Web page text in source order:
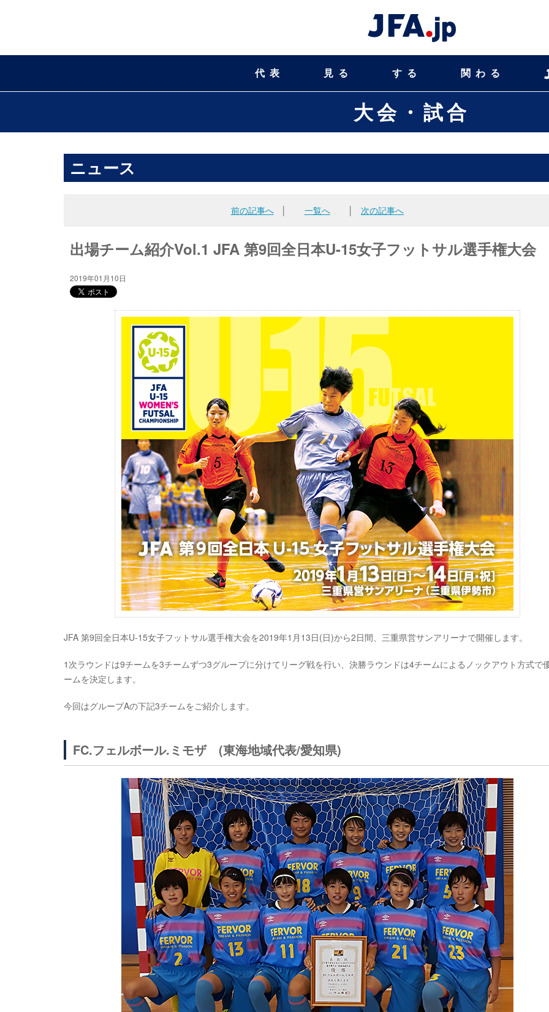
代表 見る する 関わる
大会・試合
ニュース
前の記事へ│ 一覧へ 次の記事へ
出場チーム紹介Vol.1 JFA 第9回全日本U-15女子フットサル選手権大会
2019年01月10日
JFA 第9回全日本U-15女子フットサル選手権大会を2019年1月13日(日)から2日間、三重県営サンアリーナで開催します。
1次ラウンドは9チームを3チームずつ3グループに分けてリーグ戦を行い、決勝ラウンドは4チームによるノックアウト方式で
ームを決定します。
今回はグループAの下記3チームをご紹介します。
FC.フェルボール.ミモザ (東海地域代表/愛知県)